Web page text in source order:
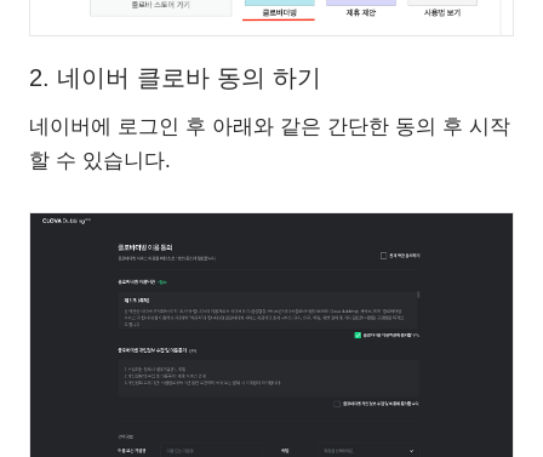
2. 네이버 클로바 동의 하기
네이버에 로그인 후 아래와 같은 간단한 동의 후 시작
할 수 있습니다.